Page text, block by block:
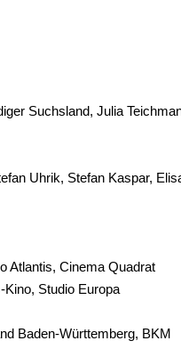
Suchsland, Julia
Uhrik, Stefan Kaspar,
Atlantis, Cinema Quadrat
Studio Europa
Baden-Württemberg, BKM